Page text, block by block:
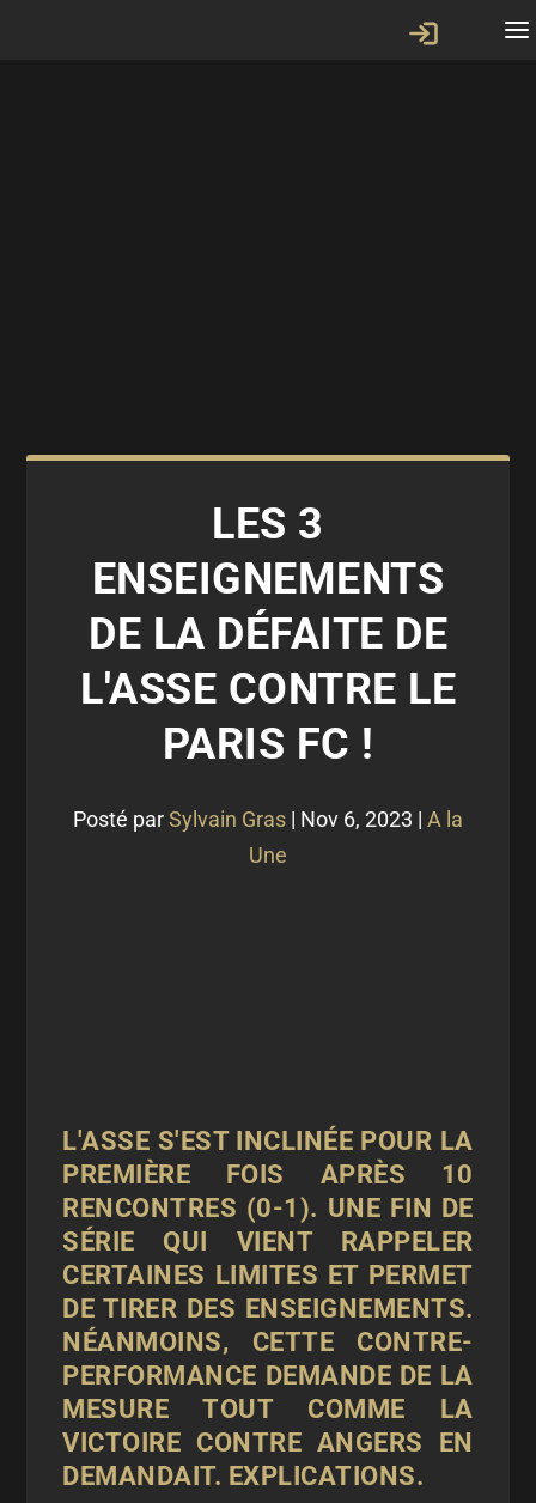
LES 3
ENSEIGNEMENTS
DE LA DÉFAITE DE
L'ASSE CONTRE LE
PARIS FC !
Posté parSylvain Gras | Nov 6, 2023 | A la
Une
L'ASSE S'EST INCLINÉE POUR LA
PREMIÈRE FOIS APRÈS 10
RENCONTRES (0-1 ). UNE FIN DE
SÉRIE QUI VIENT RAPPELER
CERTAINES LIMITES ET PERMET
DE TIRER DES ENSEIGNEMENTS.
NÉANMOINS, CETTE CONTRE-
PERFORMANCE DEMANDE DE LA
MESURE TOUT COMME LA
VICTOIRE CONTRE ANGERS EN
DEMANDAIT. EXPLICATIONS.